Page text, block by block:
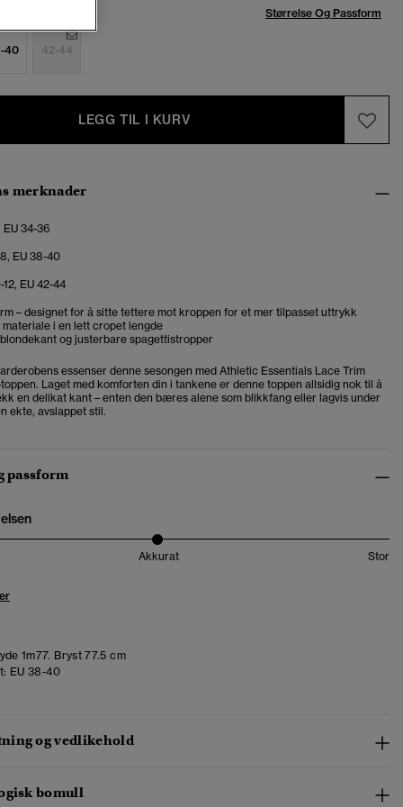
Størrelse Og Passform
40 42-44
LEGG TIL I KURV
merknader
EU 34-36
EU 38-40
12, EU 42-44
– designet for å sitte tettere mot kroppen for et mer tilpasset uttrykk
i en lett cropet lengde
og justerbare spagettistropper
essenser denne sesongen med Athletic Essentials Lace Trim
Laget med komforten din i tankene er denne toppen allsidig nok til å
en delikat kant – enten den bæres alene som blikkfang eller lagvis under
ekte, avslappet stil.
passform
Akkurat Stor
1m77. Bryst 77.5 cm
EU 38-40
og vedlikehold
bomull